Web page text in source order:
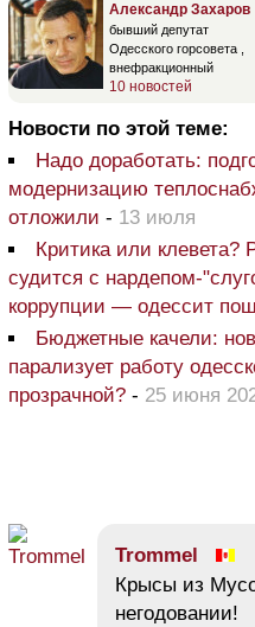
Александр Захаров
бывший депутат
Одесского горсовета ,
внефракционный
10 новостей
Новости по этой теме:
Надо доработать:
модернизацию
отложили - 13 июля
Критика или
судится с нардепом-
коррупции — одессит
Бюджетные качели:
парализует работу
прозрачной? - 25 июня
Trommel
Крысы из
негодовании!